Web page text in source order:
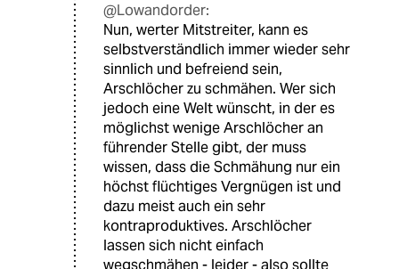
@Lowandorder:
Nun, werter Mitstreiter, kann es
selbstverständlich immer wieder sehr
sinnlich und befreiend sein,
Arschlöcher zu schmähen. Wer sich
jedoch eine Welt wünscht, in der es
möglichst wenige Arschlöcher an
führender Stelle gibt, der muss
wissen, dass die Schmähung nur ein
höchst flüchtiges Vergnügen ist und
dazu meist auch ein sehr
kontraproduktives. Arschlöcher
lassen sich nicht einfach